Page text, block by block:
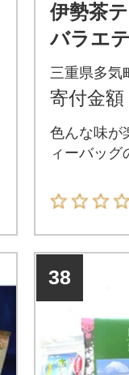
伊勢茶
バラエ
三重県多気
寄付金額
色んな味が
ィーバッグ
38